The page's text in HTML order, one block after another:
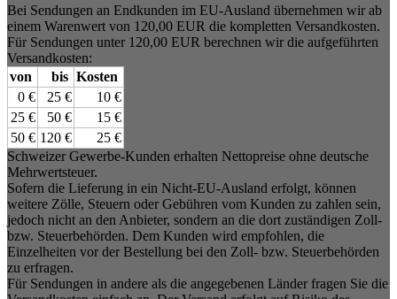
Bei Sendungen an Endkunden im EU-Ausland übernehmen wir ab
einem Warenwert von 120,00 EUR die kompletten Versandkosten.
Für Sendungen unter 120,00 EUR berechnen wir die aufgeführten
Versandkosten:
von
bis Kosten
0 €
25 €
10 €
25 €
50 €
15 €
50 € 120 €
25 €
Schweizer Gewerbe-Kunden erhalten Nettopreise ohne deutsche
Mehrwertsteuer.
Sofern die Lieferung in ein Nicht-EU-Ausland erfolgt, können
weitere Zölle, Steuern oder Gebühren vom Kunden zu zahlen sein,
jedoch nicht an den Anbieter, sondern an die dort zuständigen Zoll-
bzw. Steuerbehörden. Dem Kunden wird empfohlen, die
Einzelheiten vor der Bestellung bei den Zoll- bzw. Steuerbehörden
zu erfragen.
Für Sendungen in andere als die angegebenen Länder fragen Sie die